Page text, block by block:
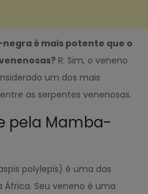
é mais potente que o
R: Sim, o veneno
um dos mais
as serpentes venenosas.
pela Mamba-
polylepis) é uma das
África. Seu veneno é uma